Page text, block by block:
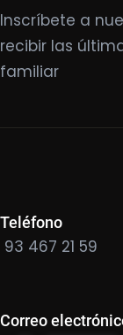
Inscríbete a
recibir las
familiar
Teléfono
93 467 21 59
Correo